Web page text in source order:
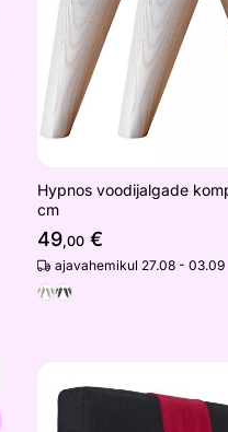
Hypnos voodijalgade
cm
49,00€
ajavahemikul 27.08 - 03.09
Hypnos voodipeatsi